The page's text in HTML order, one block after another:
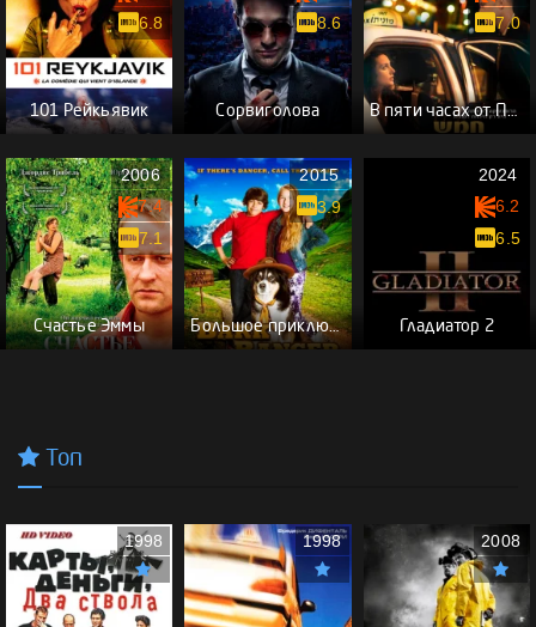
101 Рейкьявик
6.8
Сорвиголова
8.6
В пяти часах от Парижа
7.0
Счастье Эммы
2006
7.4
7.1
Большое приключение Рейнджера
2015
3.9
Гладиатор 2
2024
6.2
6.5
Топ
1998 1998 2008